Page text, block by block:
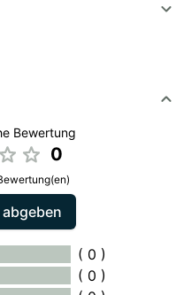
Bewertung
0
( 0 )
( 0 )